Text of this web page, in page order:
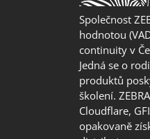
Společnost
hodnotou
continuity v
Jedná se o
produktů
školení.
Cloudflare,
opakovaně